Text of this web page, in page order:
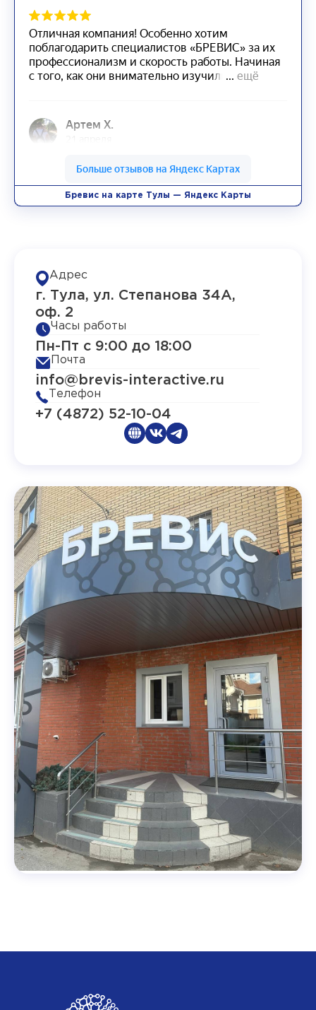
Бревис на карте Тулы — Яндекс Карты
Адрес
г. Тула, ул. Степанова 34А,
оф. 2
Часы работы
Пн-Пт с 9:00 до 18:00
Почта
info@brevis-interactive.ru
Телефон
+7 (4872) 52-10-04